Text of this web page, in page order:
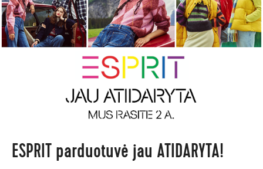
ESPRIT parduotuvė jau ATIDARYTA!